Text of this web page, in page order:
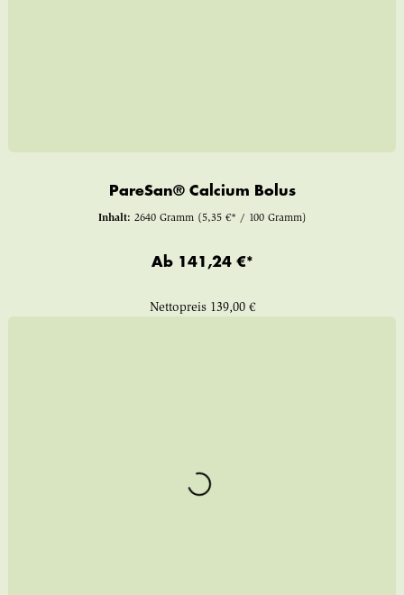
PareSan® Calcium Bolus
Inhalt: 2640 Gramm (5,35 €* / 100 Gramm)
Ab 141,24 €*
Nettopreis 139,00 €